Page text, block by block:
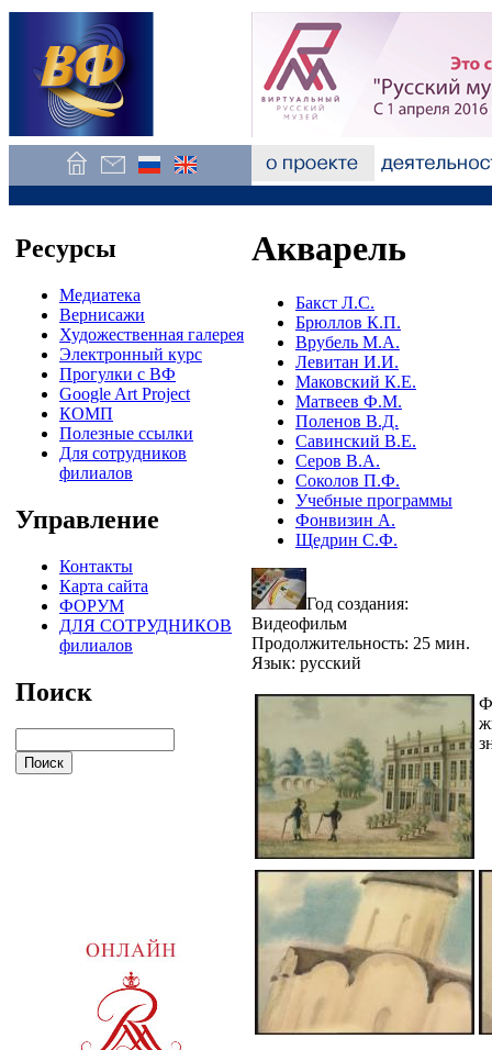
Ресурсы
Медиатека
Вернисажи
Художественная галерея
Электронный курс
Прогулки с ВФ
Google Art Project
КОМП
Полезные ссылки
Для сотрудников
филиалов
Управление
Контакты
Карта сайта
ФОРУМ
ДЛЯ СОТРУДНИКОВ
филиалов
Поиск
Акварель
Бакст Л.С.
Брюллов К.П.
Врубель М.А.
Левитан И.И.
Маковский К.Е.
Матвеев Ф.М.
Поленов В.Д.
Савинский В.Е.
Серов В.А.
Соколов П.Ф.
Учебные программы
Фонвизин А.
Щедрин С.Ф.
Год создания:
Видеофильм
Продолжительность: 25 мин.
Язык: русский